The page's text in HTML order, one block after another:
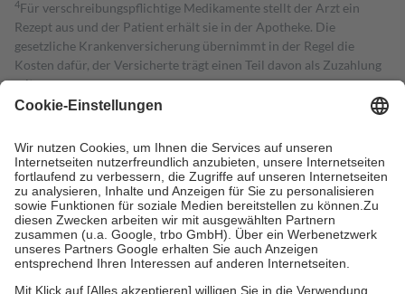
4Für verschreibungspflichtige Medikamente stellt der Arzt ein
Rezept aus und der Patient erhält sie in der Apotheke. Die
gesetzliche Krankenversicherung übernimmt in der Regel die
Kosten dafür, der Versicherte trägt einen Teil davon als Zuzahlung
mit.
Grundsätzlich leisten Mitglieder Zuzahlungen in Höhe von zehn
höchstens zehn Euro.
Es sind jedoch nie mehr als die tatsächlichen
Kosten der Leistung zu entrichten.
Diese Regeln gelten grundsätzlich auch für Online-Apotheken.
Bei Heilmitteln und häuslicher Krankenpflege beträgt die
Zuzahlung zehn Prozent der Kosten sowie zehn Euro je
Verordnung.
Um das Engagement der Versicherten für ihre eigene Gesundheit zu
stärken und die besondere Stellung der Familie zu unterstützen,